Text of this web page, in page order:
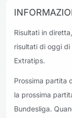
Risultati in
risultati di oggi di
Extratips.
Prossima partita
la prossima
Bundesliga.